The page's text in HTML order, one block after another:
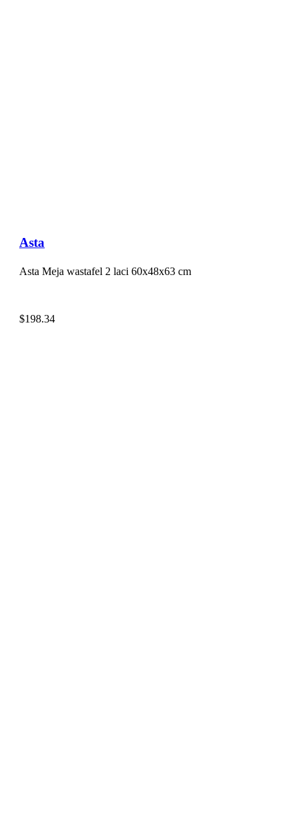
Asta
Asta Meja wastafel 2 laci 60x48x63 cm
$198.34